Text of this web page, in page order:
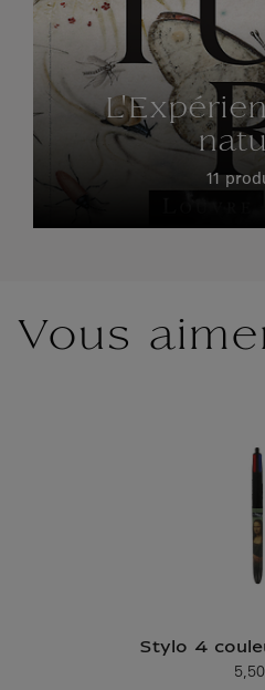
Vous
Stylo 4
Prix
11